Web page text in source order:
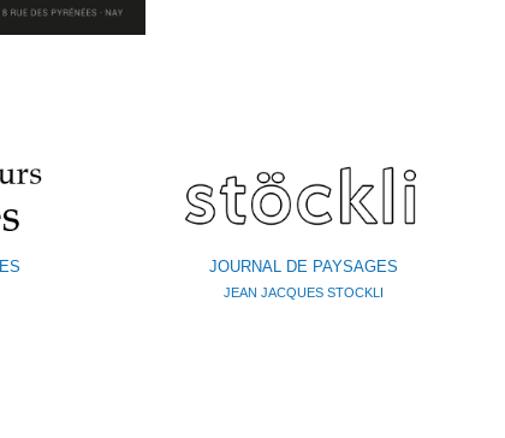
JOURNAL DE PAYSAGES
JEAN JACQUES STOCKLI